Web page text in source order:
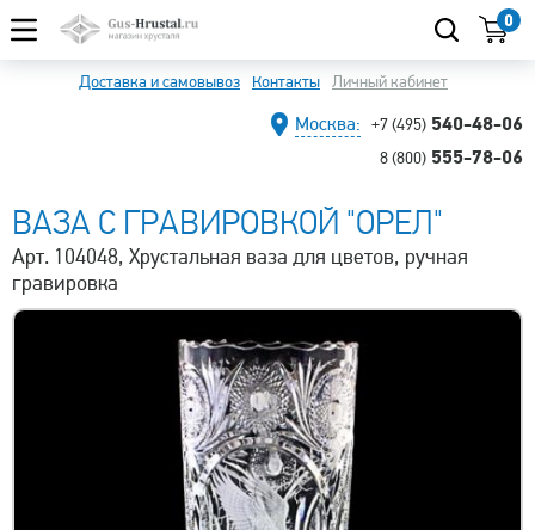
0
Доставка и самовывоз Контакты Личный кабинет
Москва: +7 (495) 540-48-06
8 (800) 555-78-06
ВАЗА С ГРАВИРОВКОЙ "ОРЕЛ"
Арт. 104048, Хрустальная ваза для цветов, ручная
гравировка